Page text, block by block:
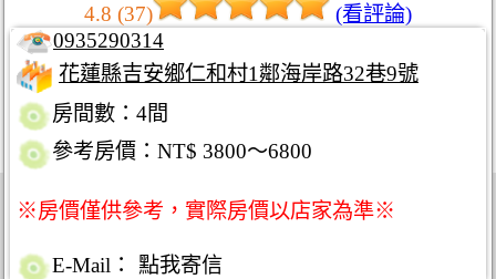
4.8 (37)
(看評論)
0935290314
花蓮縣吉安鄉仁和村1鄰海岸路32巷9號
房間數：4間
參考房價：NT$ 3800～6800
※房價僅供參考，實際房價以店家為準※
E-Mail： 點我寄信